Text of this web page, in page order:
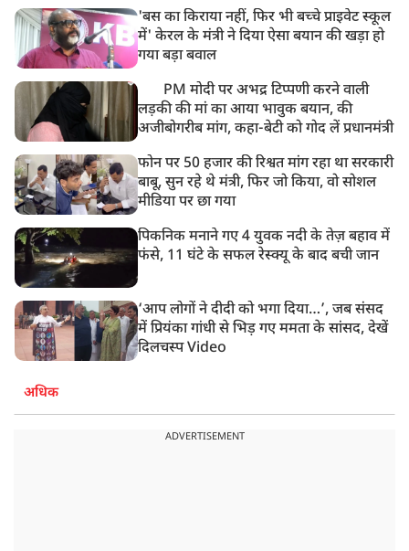
'बस का किराया नहीं, फिर भी बच्चे प्राइवेट स्कूल
में' केरल के मंत्री ने दिया ऐसा बयान की खड़ा हो
गया बड़ा बवाल
PM मोदी पर अभद्र टिप्पणी करने वाली
लड़की की मां का आया भावुक बयान, की
अजीबोगरीब मांग, कहा-बेटी को गोद लें प्रधानमंत्री
फोन पर 50 हजार की रिश्वत मांग रहा था सरकारी
बाबू, सुन रहे थे मंत्री, फिर जो किया, वो सोशल
मीडिया पर छा गया
पिकनिक मनाने गए 4 युवक नदी के तेज़ बहाव में
फंसे, 11 घंटे के सफल रेस्क्यू के बाद बची जान
‘आप लोगों ने दीदी को भगा दिया…’, जब संसद
में प्रियंका गांधी से भिड़ गए ममता के सांसद, देखें
दिलचस्प Video
अधिक
ADVERTISEMENT